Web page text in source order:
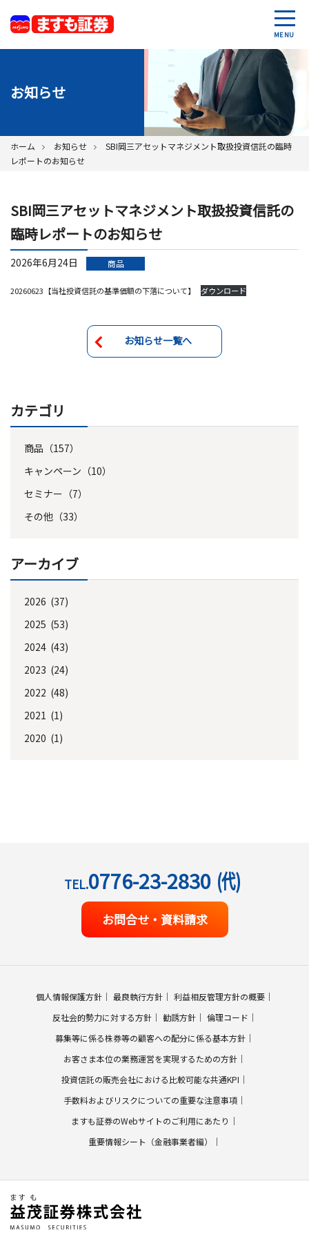
MENU
お知らせ
ホーム お知らせ
SBI岡三アセットマネジメント取扱投資信託の臨時
レポートのお知らせ
SBI岡三アセットマネジメント取扱投資信託の
臨時レポートのお知らせ
2026年6月24日 商品
20260623【当社投資信託の基準価額の下落について】 ダウンロード
お知らせ一覧へ
カテゴリ
商品（157）
キャンペーン（10）
セミナー（7）
その他（33）
アーカイブ
2026 (37)
2025 (53)
2024 (43)
2023 (24)
2022 (48)
2021 (1)
2020 (1)
TEL.0776-23-2830 (代)
お問合せ・資料請求
個人情報保護方針 最良執行方針
利益相反管理方針の概要
反社会的勢力に対する方針
勧誘方針
倫理コード
募集等に係る株券等の顧客への配分に係る基本方針
お客さま本位の業務運営を実現するための方針
投資信託の販売会社における比較可能な共通KPI
手数料およびリスクについての重要な注意事項
ますも証券のWebサイトのご利用にあたり
重要情報シート（金融事業者編）